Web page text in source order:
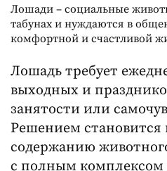
Лошади – социальные
табунах и нуждаются в
комфортной и счастливой
Лошадь требует
выходных и
занятости или
Решением становится
содержанию
с полным комплексом